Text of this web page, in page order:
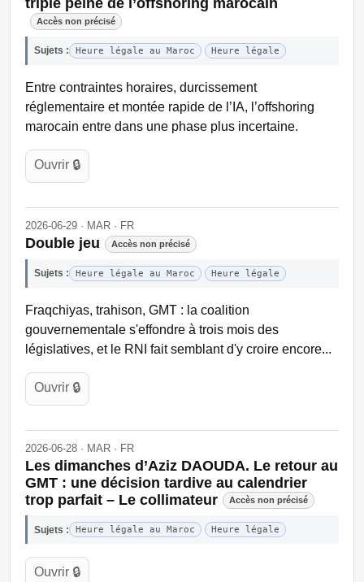
triple peine de l’offshoring marocain
Accès non précisé
Sujets : Heure légale au Maroc Heure légale
Entre contraintes horaires, durcissement
réglementaire et montée rapide de l’IA, l’offshoring
marocain entre dans une phase plus incertaine.
Ouvrir 🔒
2026-06-29 · MAR · FR
Double jeu Accès non précisé
Sujets : Heure légale au Maroc Heure légale
Fraqchiyas, trahison, GMT : la coalition
gouvernementale s'effondre à trois mois des
législatives, et le RNI fait semblant d'y croire encore...
Ouvrir 🔒
2026-06-28 · MAR · FR
Les dimanches d’Aziz DAOUDA. Le retour au
GMT : une décision tardive au calendrier
trop parfait – Le collimateur
Accès non précisé
Sujets : Heure légale au Maroc Heure légale
Ouvrir 🔒